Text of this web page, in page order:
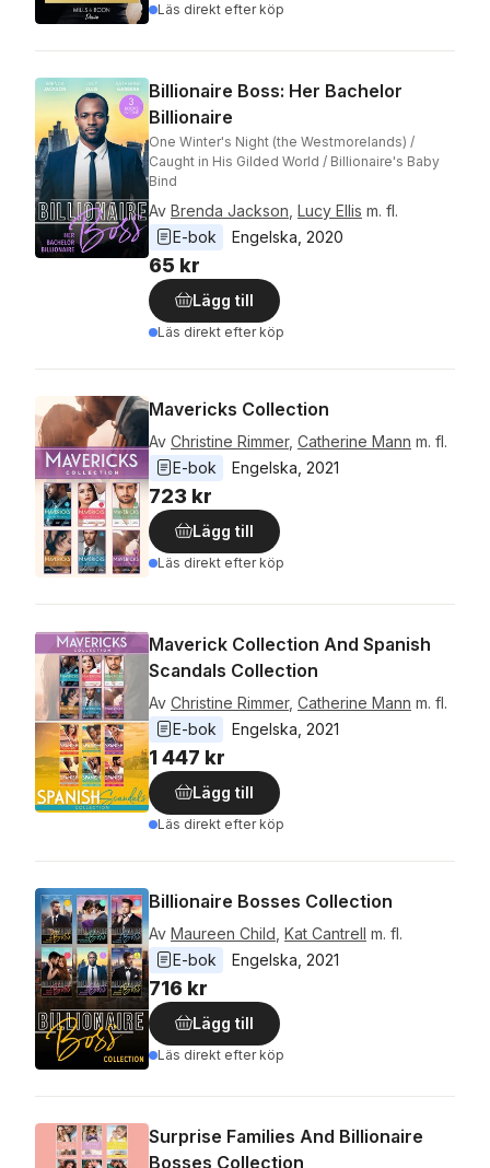
Läs direkt efter köp
Billionaire Boss: Her Bachelor
Billionaire
One Winter's Night (the Westmorelands) /
Caught in His Gilded World / Billionaire's Baby
Bind
Av Brenda Jackson Lucy Ellis m. fl.
E-bok
Engelska 2020
65 kr
Lägg till
Läs direkt efter köp
Mavericks Collection
Av Christine Rimmer, Catherine Mann m. fl.
E-bok
Engelska 2021
723 kr
Lägg till
Läs direkt efter köp
Maverick Collection And Spanish
Scandals Collection
Av Christine Rimmer, Catherine Mann m. fl.
E-bok
Engelska 2021
1 447 kr
Lägg till
Läs direkt efter köp
Billionaire Bosses Collection
Av Maureen Child Kat Cantrell m. fl.
E-bok
Engelska 2021
716 kr
Lägg till
Läs direkt efter köp
Surprise Families And Billionaire
Bosses Collection